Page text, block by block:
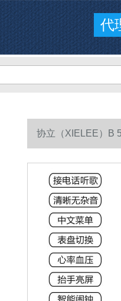
代
协立（XIELEE）B
す。